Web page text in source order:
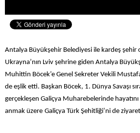
Antalya Büyükşehir Belediyesi ile kardeş
Ukrayna’nın Lviv şehrine giden Antalya
Muhittin Böcek’e Genel Sekreter Vekili
de eşlik etti. Başkan Böcek, 1. Dünya Savaşı
gerçekleşen Galiçya Muharebelerinde
anmak üzere Galiçya Türk Şehitliği’ni de